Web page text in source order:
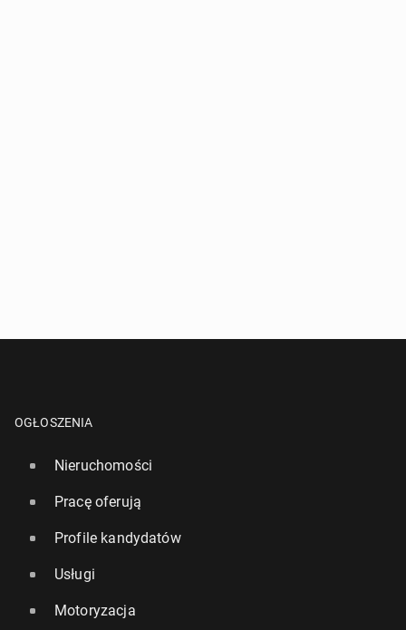
OGŁOSZENIA
Nieruchomości
Pracę oferują
Profile kandydatów
Usługi
Motoryzacja